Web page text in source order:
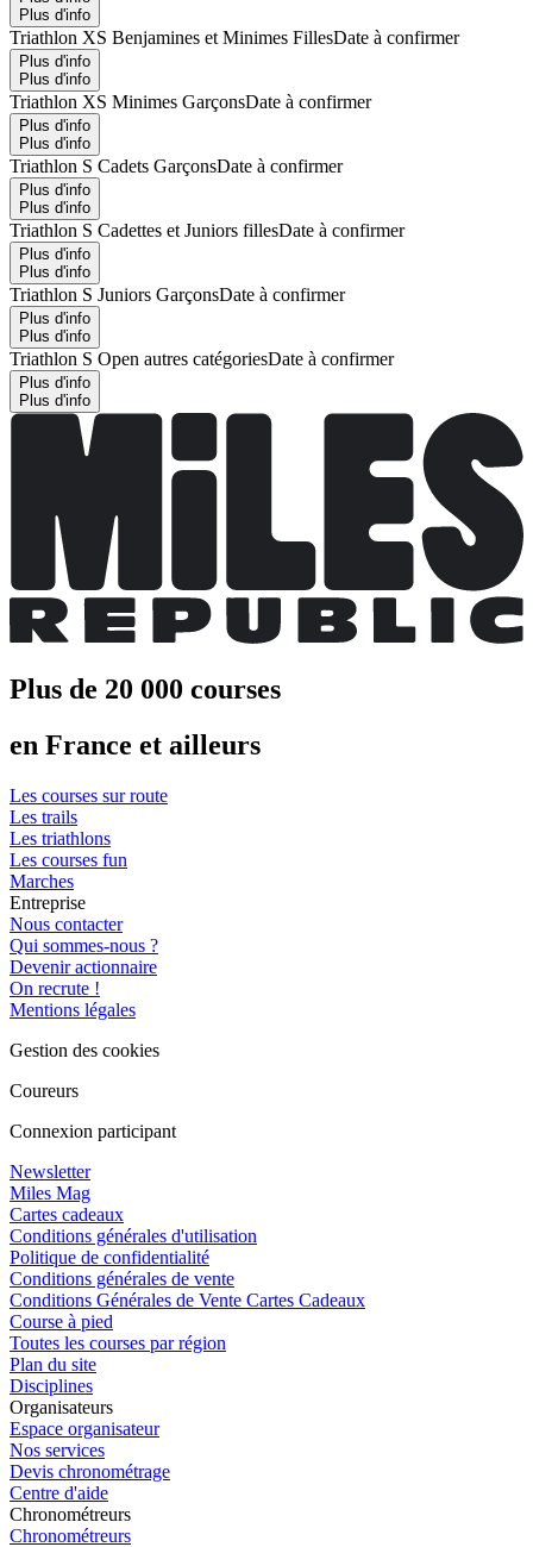
Plus d'info
Triathlon XS Benjamines et Minimes FillesDate à confirmer
Plus d'info
Plus d'info
Triathlon XS Minimes GarçonsDate à confirmer
Plus d'info
Plus d'info
Triathlon S Cadets GarçonsDate à confirmer
Plus d'info
Plus d'info
Triathlon S Cadettes et Juniors fillesDate à confirmer
Plus d'info
Plus d'info
Triathlon S Juniors GarçonsDate à confirmer
Plus d'info
Plus d'info
Triathlon S Open autres catégoriesDate à confirmer
Plus d'info
Plus d'info
Plus de 20 000 courses
en France et ailleurs
Les courses sur route
Les trails
Les triathlons
Les courses fun
Marches
Entreprise
Nous contacter
Qui sommes-nous ?
Devenir actionnaire
On recrute !
Mentions légales
Gestion des cookies
Coureurs
Connexion participant
Newsletter
Miles Mag
Cartes cadeaux
Conditions générales d'utilisation
Politique de confidentialité
Conditions générales de vente
Conditions Générales de Vente Cartes Cadeaux
Course à pied
Toutes les courses par région
Plan du site
Disciplines
Organisateurs
Espace organisateur
Nos services
Devis chronométrage
Centre d'aide
Chronométreurs
Chronométreurs